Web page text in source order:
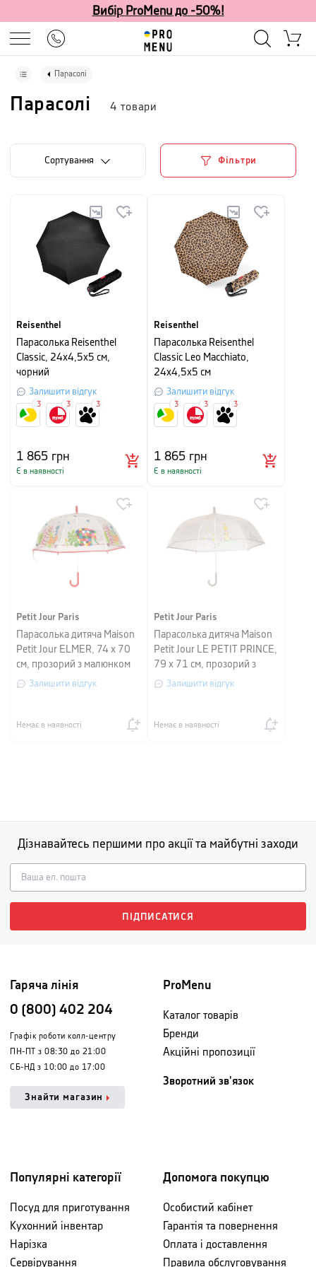
Вибір ProMenu до -50%!
Парасолі
Парасолі 4 товари
Сортування Фільтри
Reisenthel
Парасолька Reisenthel
Classic, 24х4,5x5 см,
чорний
Залишити відгук
1 865 грн
Є в наявності
3 3 3
Reisenthel
Парасолька Reisenthel
Classic Leo Macchiato,
24х4,5x5 см
Залишити відгук
1 865 грн
Є в наявності
3 3 3
Petit Jour Paris
Парасолька дитяча Maison
Petit Jour ELMER, 74 х 70
см, прозорий з малюнком
Залишити відгук
Немає в наявності
Petit Jour Paris
Парасолька дитяча Maison
Petit Jour LE PETIT PRINCE,
79 х 71 см, прозорий з
малюнком
Залишити відгук
Немає в наявності
Дізнавайтесь першими про акції та майбутні заходи
ПІДПИСАТИСЯ
Гаряча лінія
0 (800) 402 204
Графік роботи колл-центру
ПН-ПТ з 08:30 до 21:00
СБ-НД з 10:00 до 17:00
Знайти магазин
ProMenu
Каталог товарів
Бренди
Акційні пропозиції
Зворотний зв'язок
Популярні категорії
Посуд для приготування
Кухонний інвентар
Нарізка
Сервірування
Допомога покупцю
Особистий кабінет
Гарантія та повернення
Оплата і доставлення
Правила обслуговування